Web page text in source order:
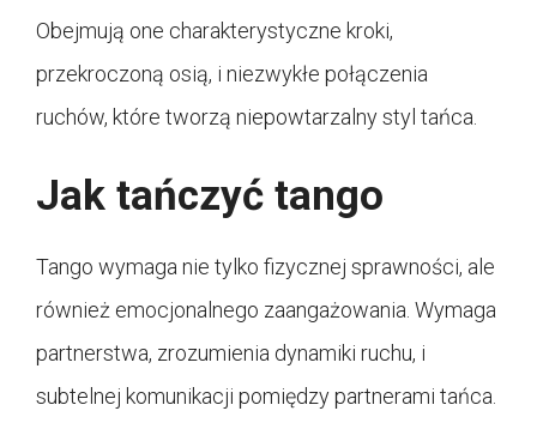
Obejmują one charakterystyczne kroki,
przekroczoną osią, i niezwykłe połączenia
ruchów, które tworzą niepowtarzalny styl tańca.
Jak tańczyć tango
Tango wymaga nie tylko fizycznej sprawności, ale
również emocjonalnego zaangażowania. Wymaga
partnerstwa, zrozumienia dynamiki ruchu, i
subtelnej komunikacji pomiędzy partnerami tańca.